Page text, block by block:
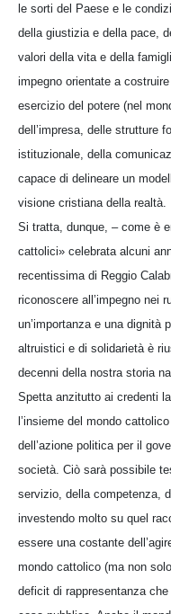
le sorti del Paese e le
della giustizia e della pace,
valori della vita e della
impegno orientate a
esercizio del potere (nel
dell’impresa, delle strutture
istituzionale, della
capace di delineare un
visione cristiana della realtà.
Si tratta, dunque, – come è
cattolici» celebrata alcuni
recentissima di Reggio
riconoscere all’impegno nei
un’importanza e una dignità
altruistici e di solidarietà è
decenni della nostra storia
Spetta anzitutto ai credenti
l’insieme del mondo
dell’azione politica per il
società. Ciò sarà possibile
servizio, della competenza,
investendo molto su quel
essere una costante
mondo cattolico (ma non
deficit di rappresentanza